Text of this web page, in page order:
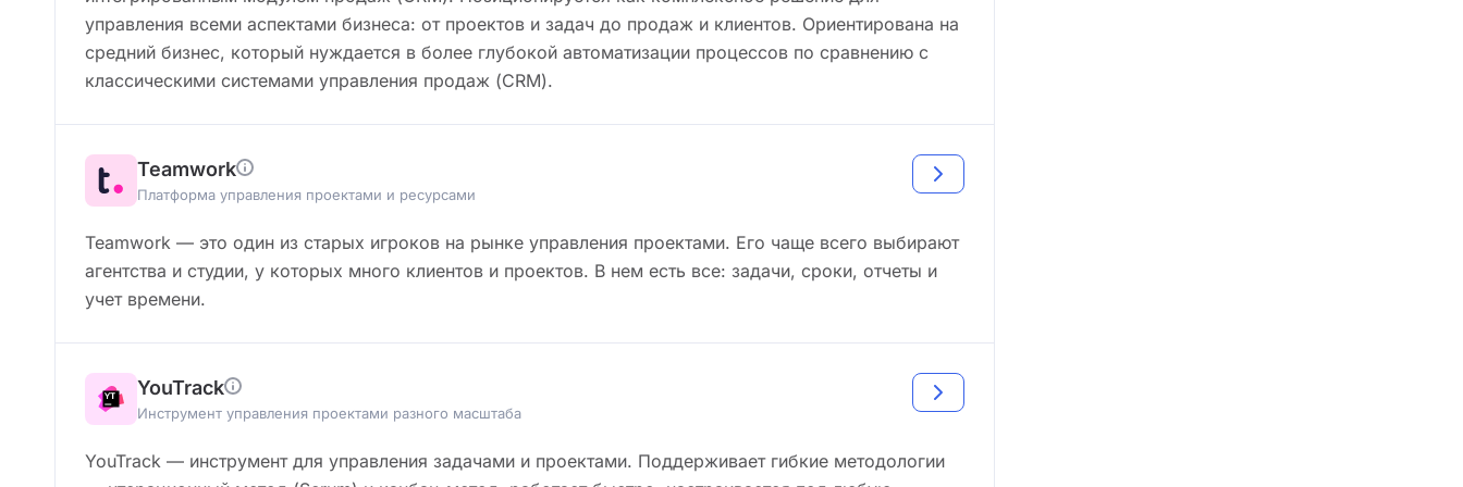
управления всеми аспектами бизнеса: от проектов и задач до продаж и клиентов. Ориентирована на
средний бизнес, который нуждается в более глубокой автоматизации процессов по сравнению с
классическими системами управления продаж (CRM).
Teamwork
Платформа управления проектами и ресурсами
Teamwork — это один из старых игроков на рынке управления проектами. Его чаще всего выбирают
агентства и студии, у которых много клиентов и проектов. В нем есть все: задачи, сроки, отчеты и
учет времени.
YouTrack
Инструмент управления проектами разного масштаба
YouTrack — инструмент для управления задачами и проектами. Поддерживает гибкие методологии